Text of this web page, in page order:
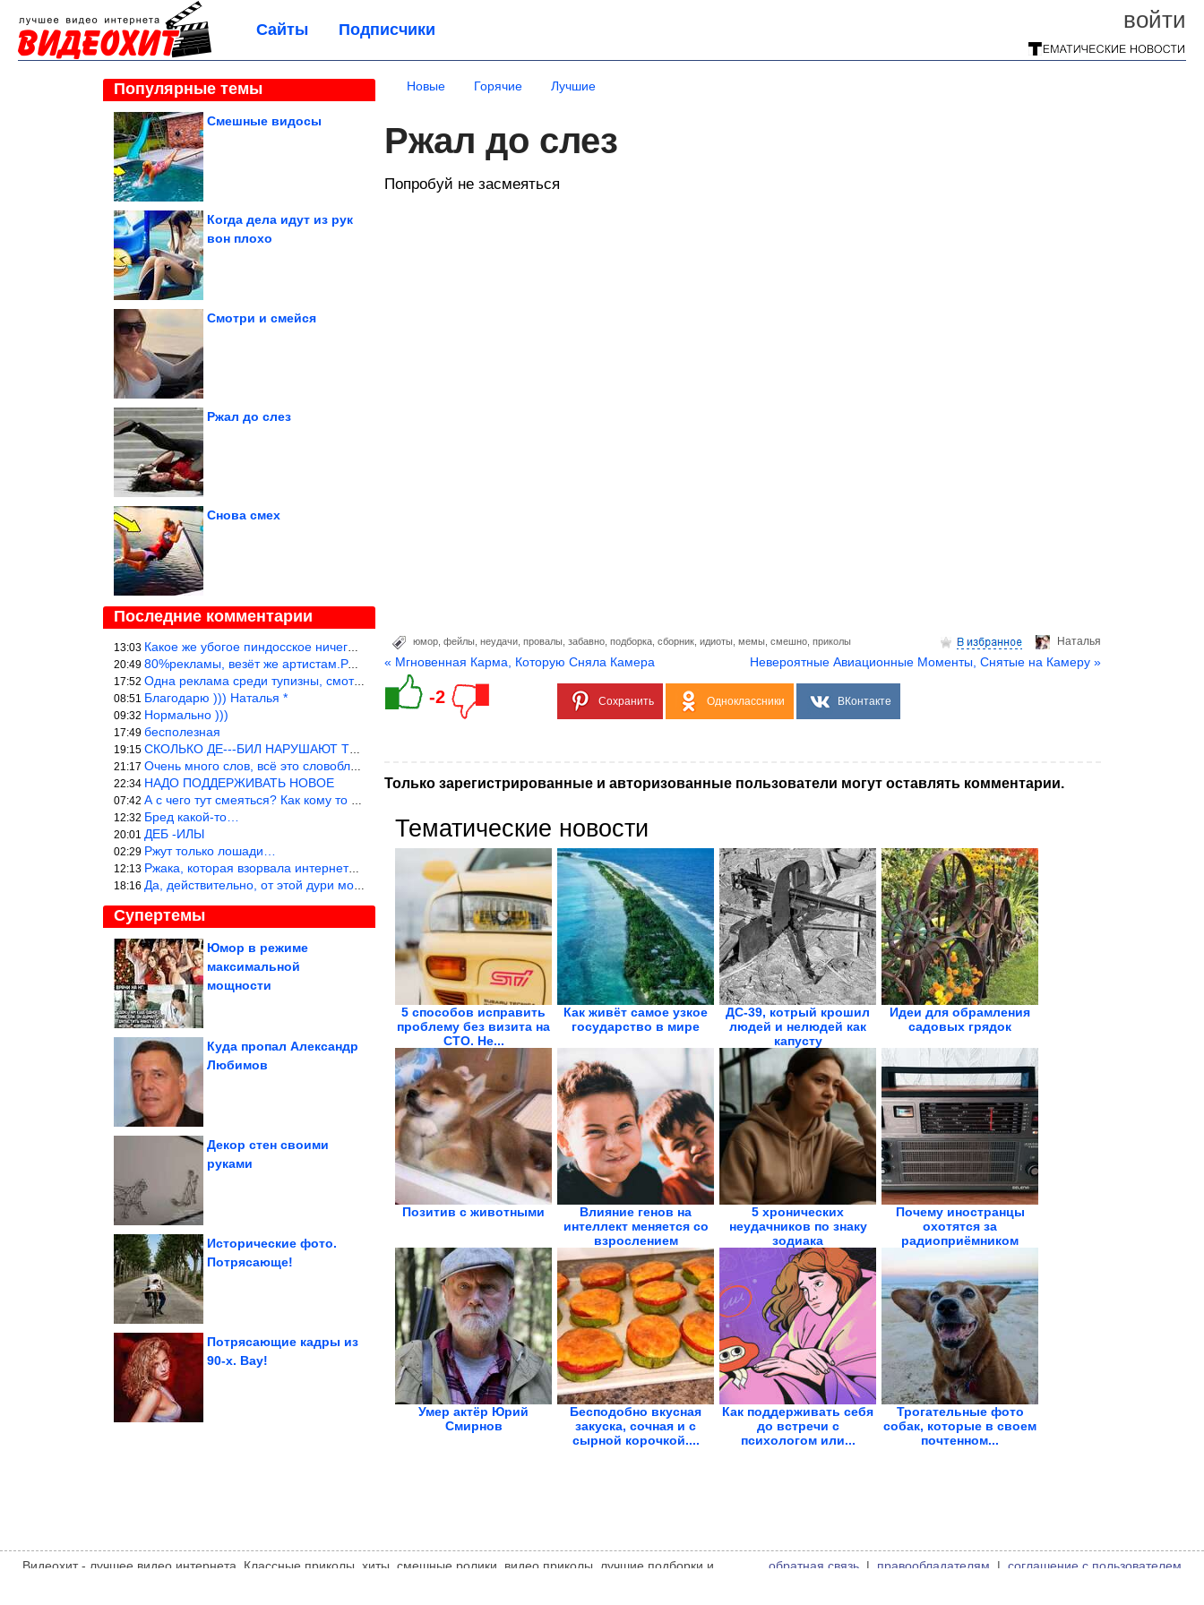
войти
Сайты Подписчики
Популярные темы
Смешные видосы
Когда дела идут из рук
вон плохо
Смотри и смейся
Ржал до слез
Снова смех
Последние комментарии
13:03 Какое же убогое пиндосское ничего. Наташ, и не стыдно такую фигн
20:49 80%рекламы, везёт же артистам.Режиссёры, сценаристы вы где или к
17:52 Одна реклама среди тупизны, смотреть невозможно.
08:51 Благодарю ))) Наталья *
09:32 Нормально )))
17:49 бесполезная
19:15 СКОЛЬКО ДЕ---БИЛ НАРУШАЮТ ТЕХНИКУ БЕЗОПАСНОСТИ
21:17 Очень много слов, всё это словоблудие можно было уложить в 1 мин
22:34 НАДО ПОДДЕРЖИВАТЬ НОВОЕ
07:42 А с чего тут смеяться? Как кому то больно? Не смешно.
12:32 Бред какой-то…
20:01 ДЕБ -ИЛЫ
02:29 Ржут только лошади…
12:13 Ржака, которая взорвала интернет? Нет, количество рекламы выводи
18:16 Да, действительно, от этой дури можно ржать до слёз.
Супертемы
Юмор в режиме
максимальной
мощности
Как светская львица
волосы из-за...
Куда пропал Александр
Любимов
Декор стен своими
руками
Исторические фото.
Потрясающе!
Они рискуют встретить
Потрясающие кадры из
90-х. Вау!
Новые Горячие Лучшие
Ржал до слез
Попробуй не засмеяться
Hаталья
юмор фейлы неудачи провалы забавно подборка сборник идиоты мемы смешно приколы
« Mгнoвeннaᴙ Кapмa, Которую Сняла Камера Heвepoᴙтныe Авиaциoнныe Мoмeнты, Снᴙтыe нa Кaмepy »
-2 Сохранить Одноклассники ВКонтакте
Только зарегистрированные и авторизованные пользователи могут оставлять комментарии.
Тематические новости
5 способов исправить
проблему без визита на
СТО. Не...
Как живёт самое узкое
государство в мире
ДС-39, котрый крошил
людей и нелюдей как
капусту
Идеи для обрамления
садовых грядок
Позитив с животными
Влияние генов на
интеллект меняется со
взрослением
5 хронических
неудачников по знаку
зодиака
Почему иностранцы
охотятся за
радиоприёмником
Умер актёр Юрий
Смирнов
Бесподобно вкусная
закуска, сочная и с
сырной корочкой....
Как поддерживать себя
до встречи с
психологом или...
Трогательные фото
собак, которые в своем
почтенном...
Видеохит - лучшее видео интернета. Классные приколы, хиты, смешные ролики, видео приколы, лучшие подборки и
обратная связь | правообладателям | соглашение с пользователем